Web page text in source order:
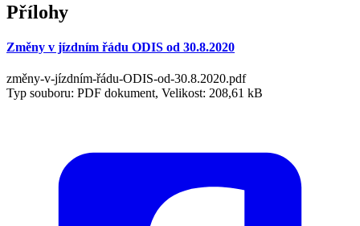
Přílohy
Změny v jízdním řádu ODIS od 30.8.2020
změny-v-jízdním-řádu-ODIS-od-30.8.2020.pdf
Typ souboru: PDF dokument, Velikost: 208,61 kB